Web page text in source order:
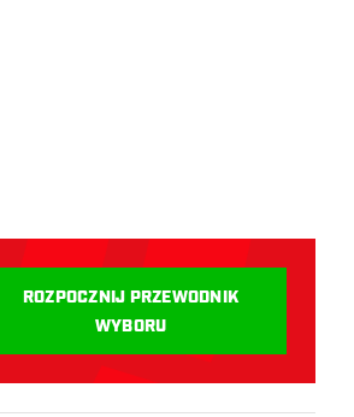
ROZPOCZNIJ PRZEWODNIK
WYBORU